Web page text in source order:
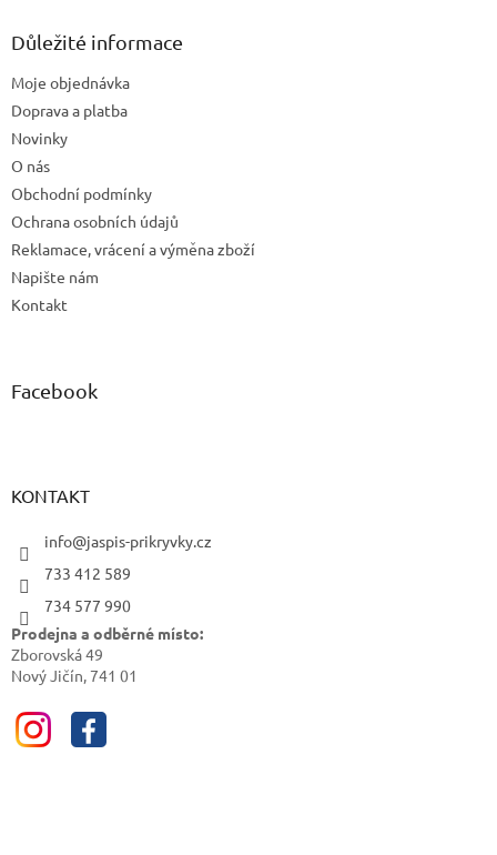
Důležité informace
Moje objednávka
Doprava a platba
Novinky
O nás
Obchodní podmínky
Ochrana osobních údajů
Reklamace, vrácení a výměna zboží
Napište nám
Kontakt
Facebook
KONTAKT
info@jaspis-prikryvky.cz
733 412 589
734 577 990
Prodejna a odběrné místo:
Zborovská 49
Nový Jičín, 741 01